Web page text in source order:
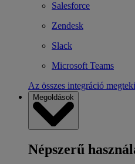
Salesforce
Zendesk
Slack
Microsoft Teams
Az összes integráció
Megoldások
Népszerű